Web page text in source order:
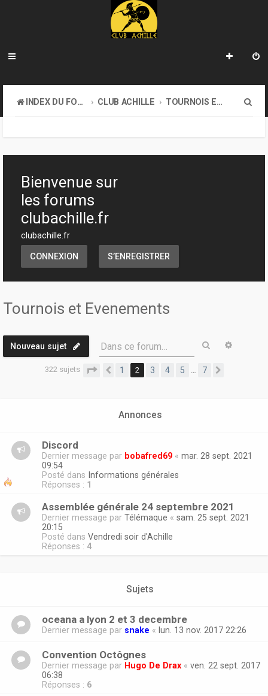
INDEX DU FORUM CLUB ACHILLE TOURNOIS ET EVENEMENTS
h
Bienvenue sur
les forums
clubachille.fr
clubachille.fr
CONNEXION S’ENREGISTRER
Tournois et Evenements
Nouveau sujet Dans ce forum… Rechercher
322 sujets Page2 sur
Précédente
1 2 3 4 5 7
Annonces
Discord
Dernier message par bobafred69 « mar. 28 sept. 2021
09:54
Posté dans Informations générales
Réponses : 1
Assemblée générale 24 septembre 2021
Dernier message par Télémaque « sam. 25 sept. 2021
20:15
Posté dans Vendredi soir d'Achille
Réponses : 4
Sujets
oceana a lyon 2 et 3 decembre
Dernier message par snake « lun. 13 nov. 2017 22:26
Convention Octôgnes
Dernier message par Hugo De Drax « ven. 22 sept. 2017
06:38
Réponses : 6